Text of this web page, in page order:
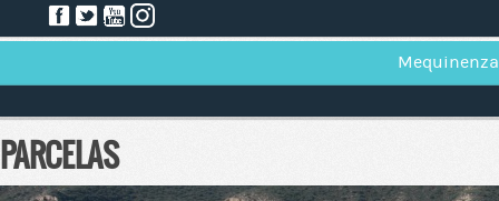
Mequinenza
PARCELAS